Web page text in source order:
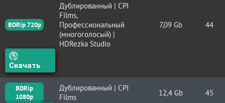
BDRip 720p
Дублированный | CPI
Films,
Профессиональный
(многоголосый) |
HDRezka Studio
7,09 Gb 44
Скачать
BDRip
1080p
Дублированный | CPI
Films
12,4 Gb 45